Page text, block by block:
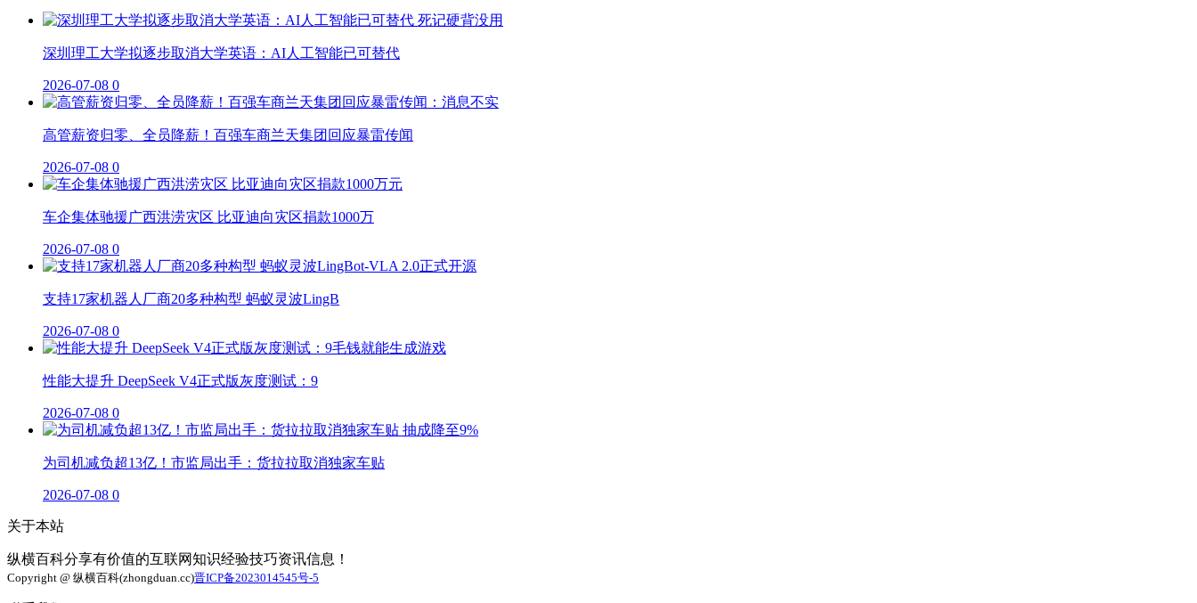
深圳理工大学拟逐步取消大学英语：AI人工智能已可替代
2026-07-08 0
高管薪资归零、全员降薪！百强车商兰天集团回应暴雷传闻
2026-07-08 0
车企集体驰援广西洪涝灾区 比亚迪向灾区捐款1000万
2026-07-08 0
支持17家机器人厂商20多种构型 蚂蚁灵波LingB
2026-07-08 0
性能大提升 DeepSeek V4正式版灰度测试：9
2026-07-08 0
为司机减负超13亿！市监局出手：货拉拉取消独家车贴
2026-07-08 0
关于本站
纵横百科分享有价值的互联网知识经验技巧资讯信息！
Copyright @ 纵横百科(zhongduan.cc)晋ICP备2023014545号-5